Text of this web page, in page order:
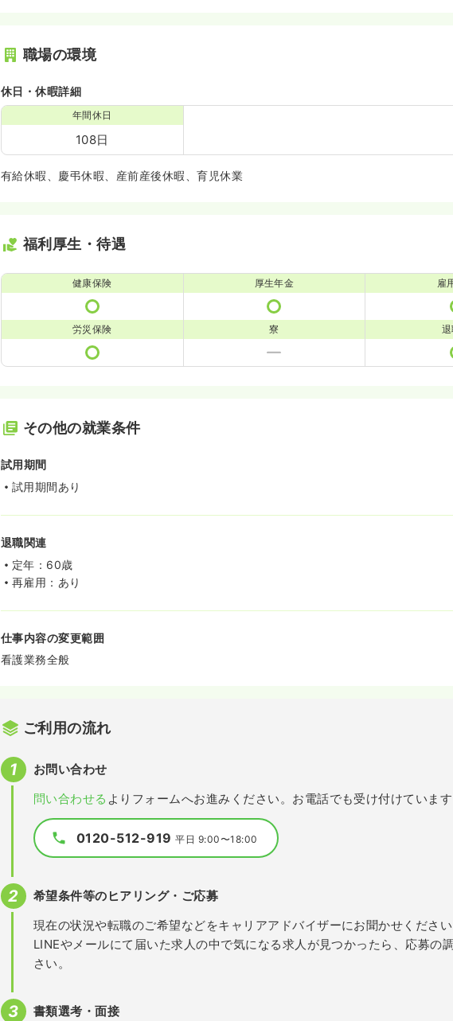
職場の環境
休日・休暇詳細
年間休日
108日
有給休暇、慶弔休暇、産前産後休暇、育児休業
福利厚生・待遇
健康保険 厚生年金 雇
労災保険 寮
その他の就業条件
試用期間
試用期間あり
退職関連
定年：60歳
再雇用：あり
仕事内容の変更範囲
看護業務全般
ご利用の流れ
お問い合わせ
問い合わせる よりフォームへお進みください。お電話でも受け付けていま
0120-512-919平日 9:00〜18:00
希望条件等のヒアリング・ご応募
現在の状況や転職のご希望などをキャリアアドバイザーにお聞かせくださ
LINEやメールにて届いた求人の中で気になる求人が見つかったら、応募の
さい。
書類選考・面接